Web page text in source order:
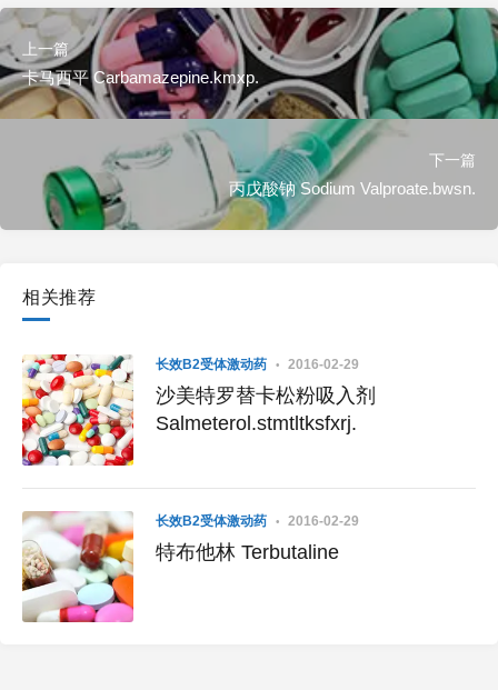
上一篇
卡马西平 Carbamazepine.kmxp.
下一篇
丙戊酸钠 Sodium Valproate.bwsn.
相关推荐
长效Β2受体激动药 2016-02-29
沙美特罗替卡松粉吸入剂
Salmeterol.stmtltksfxrj.
长效Β2受体激动药 2016-02-29
特布他林 Terbutaline